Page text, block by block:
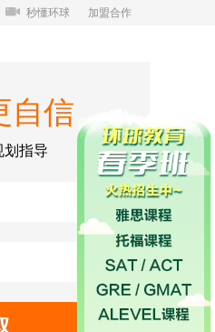
秒懂环球 加盟合作
自信
划指导